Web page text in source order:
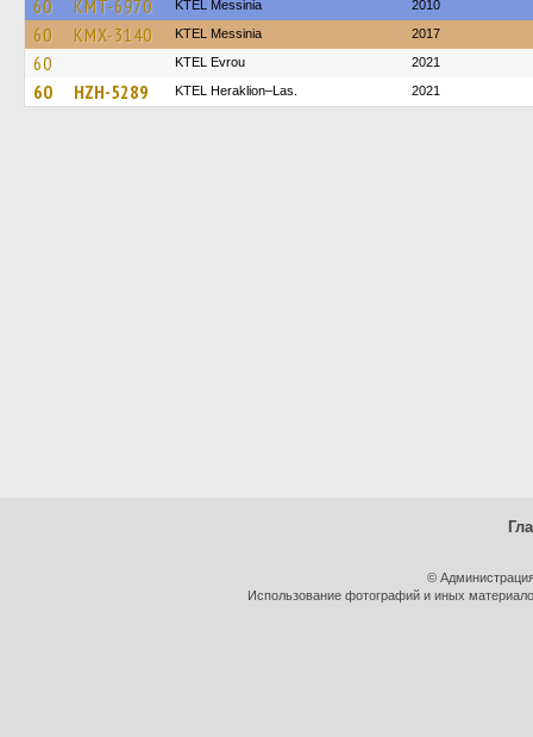
60 KMT-6970 KTEL Messinia 2010
60 KMX-3140 KTEL Messinia 2017
60 KTEL Evrou 2021
60 HZH-5289 KTEL Heraklion–Las. 2021
©
Использование фотографий и иных